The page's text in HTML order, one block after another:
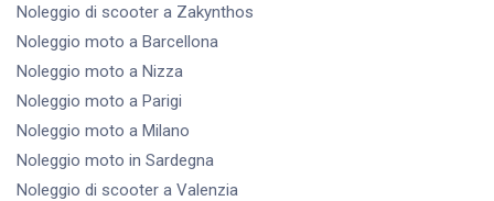
Noleggio di scooter a Zakynthos
Noleggio moto a Barcellona
Noleggio moto a Nizza
Noleggio moto a Parigi
Noleggio moto a Milano
Noleggio moto in Sardegna
Noleggio di scooter a Valenzia